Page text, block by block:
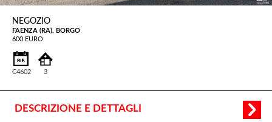
NEGOZIO
FAENZA (RA), BORGO
600 EURO
C4602 3
DESCRIZIONE E DETTAGLI